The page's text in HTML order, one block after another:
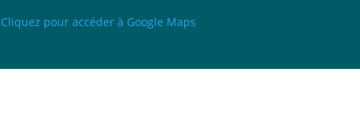
Cliquez pour accéder à Google Maps